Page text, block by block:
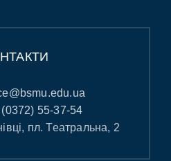
(0372) 55-37-54
пл. Театральна, 2